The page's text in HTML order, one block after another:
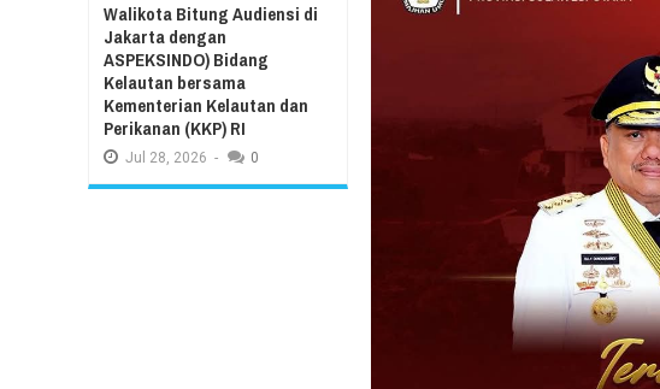
Walikota Bitung Audiensi di
Jakarta dengan
ASPEKSINDO) Bidang
Kelautan bersama
Kementerian Kelautan dan
Perikanan (KKP) RI
Jul 28, 2026 - 0